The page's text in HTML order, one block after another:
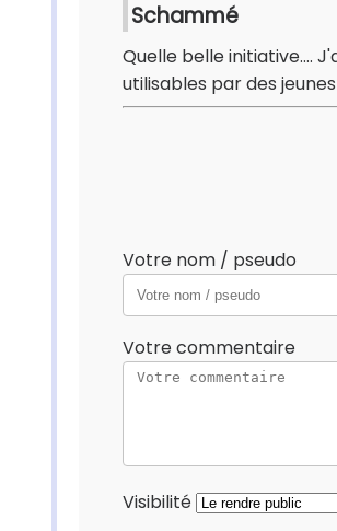
Schammé
Quelle belle initiative....
utilisables par des
Votre nom / pseudo
Votre commentaire
Visibilité